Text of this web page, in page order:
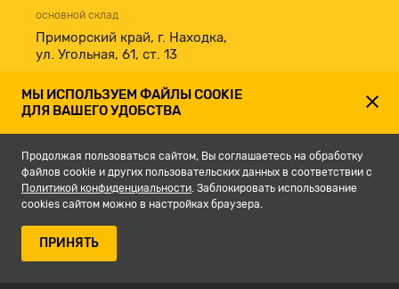
основной склад
Приморский край, г. Находка,
ул. Угольная, 61, ст. 13
принимаем к оплате
© 2007-2026, Магазин строительных материалов СКЛАД13.РФ.
МЫ ИСПОЛЬЗУЕМ ФАЙЛЫ COOKIE
ДЛЯ ВАШЕГО УДОБСТВА
Продолжая пользоваться сайтом, Вы соглашаетесь на обработку
файлов cookie и других пользовательских данных в соответствии с
Политикой конфиденциальности. Заблокировать использование
cookies сайтом можно в настройках браузера.
ПРИНЯТЬ